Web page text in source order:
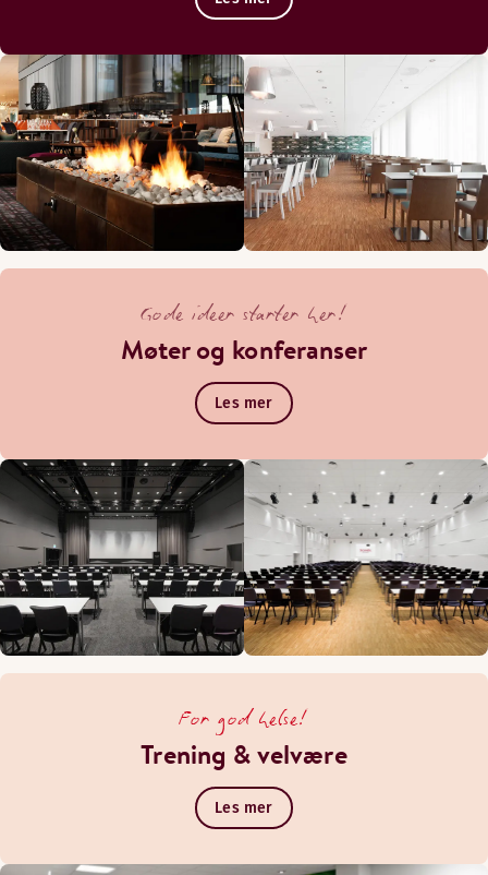
Gode ideer starter her!
Møter og konferanser
Les mer
For god helse!
Trening & velvære
Les mer